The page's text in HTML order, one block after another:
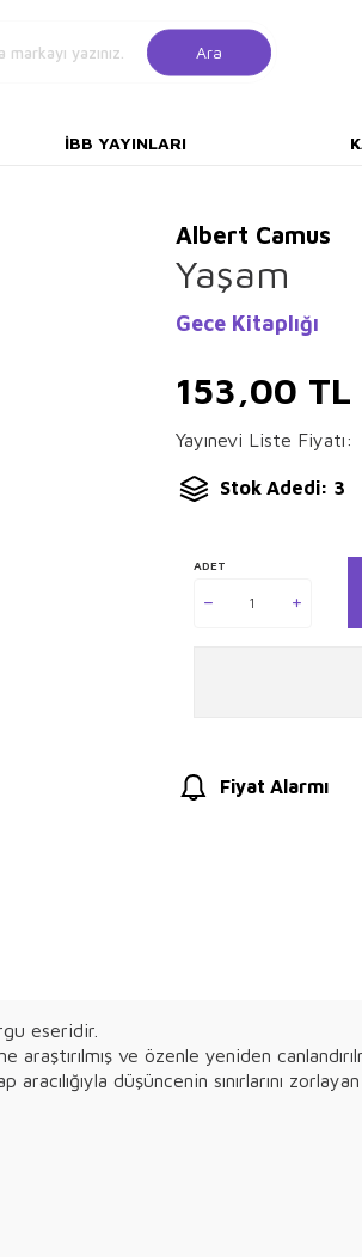
Ara
İBB YAYINLARI
Albert Camus
Yaşam
Gece Kitaplığı
153,00 TL
Yayınevi Liste Fiyatı:
Stok Adedi: 3
ADET
Fiyat Alarmı
eseridir.
ve özenle yeniden
düşüncenin sınırlarını zorlayan